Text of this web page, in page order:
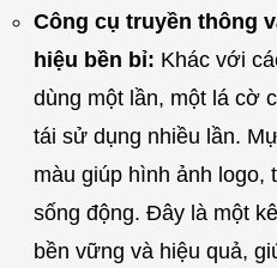
Công cụ truyền thông
hiệu bền bỉ: Khác với
dùng một lần, một lá cờ
tái sử dụng nhiều lần.
màu giúp hình ảnh logo,
sống động. Đây là một
bền vững và hiệu quả,